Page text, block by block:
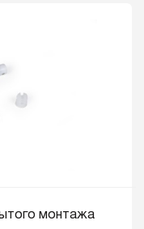
монтажа